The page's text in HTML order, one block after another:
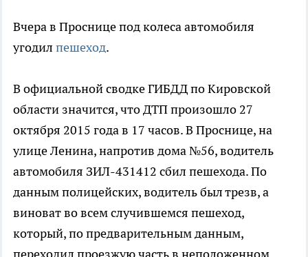
Вчера в Проснице под колеса автомобиля
угодил пешеход.
В официальной сводке ГИБДД по Кировской
области значится, что ДТП произошло 27
октября 2015 года в 17 часов. В Проснице, на
улице Ленина, напротив дома №56, водитель
автомобиля ЗИЛ-431412 сбил пешехода. По
данным полицейских, водитель был трезв, а
виноват во всем случившемся пешеход,
который, по предварительным данным,